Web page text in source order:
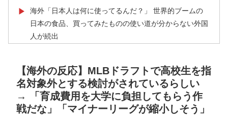
▶
海外「日本人は何に使ってるんだ？」 世界的ブームの
日本の食品、買ってみたものの使い道が分からない外国
人が続出
ど実際はどう思う？ → 「ランナーを背負った時の投球
が神がかっている」「日本にいた時からこんなスタイル
だぞ」
▶ 韓国、サッカーW杯予選で審判を性接待して買収してい
【海外の反応】MLBドラフトで高校生を指
名対象外とする検討がされているらしい
→ 「育成費用を大学に負担してもらう作
戦だな」「マイナーリーグが縮小しそう」